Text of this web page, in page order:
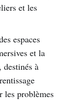
et les
espaces
et la
à
les problèmes